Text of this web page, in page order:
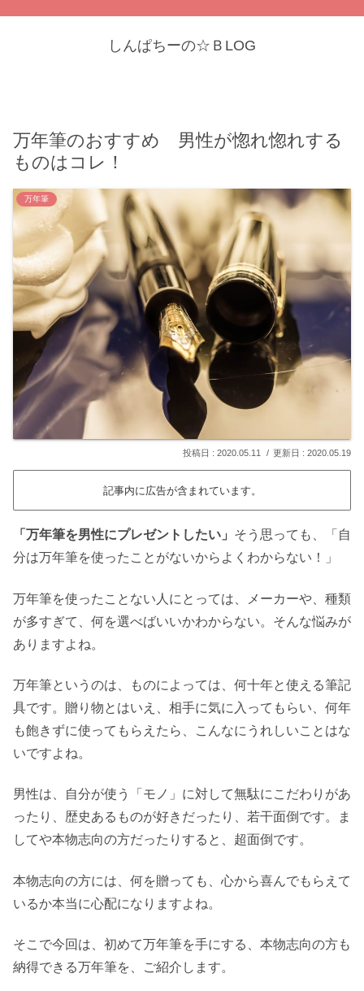
しんぱちーの☆ＢLOG
万年筆のおすすめ 男性が惚れ惚れする
ものはコレ！
万年筆
2020.05.11 2020.05.19
記事内に広告が含まれています。
「万年筆を男性にプレゼントしたい」 そう思っても、「自
分は万年筆を使ったことがないからよくわからない！」
万年筆を使ったことない人にとっては、メーカーや、種類
が多すぎて、何を選べばいいかわからない。そんな悩みが
ありますよね。
万年筆というのは、ものによっては、何十年と使える筆記
具です。贈り物とはいえ、相手に気に入ってもらい、何年
も飽きずに使ってもらえたら、こんなにうれしいことはな
いですよね。
男性は、自分が使う「モノ」に対して無駄にこだわりがあ
ったり、歴史あるものが好きだったり、若干面倒です。ま
してや本物志向の方だったりすると、超面倒です。
本物志向の方には、何を贈っても、心から喜んでもらえて
いるか本当に心配になりますよね。
そこで今回は、初めて万年筆を手にする、本物志向の方も
納得できる万年筆を、ご紹介します。